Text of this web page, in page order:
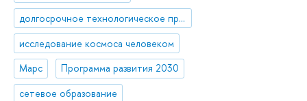
долгосрочное технологическое прогнозирование, форсайт
исследование космоса человеком
Марс
Программа развития 2030
сетевое образование